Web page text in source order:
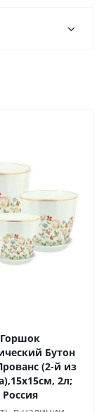
Горшок
Бутон
(2-й из
2л;
Россия